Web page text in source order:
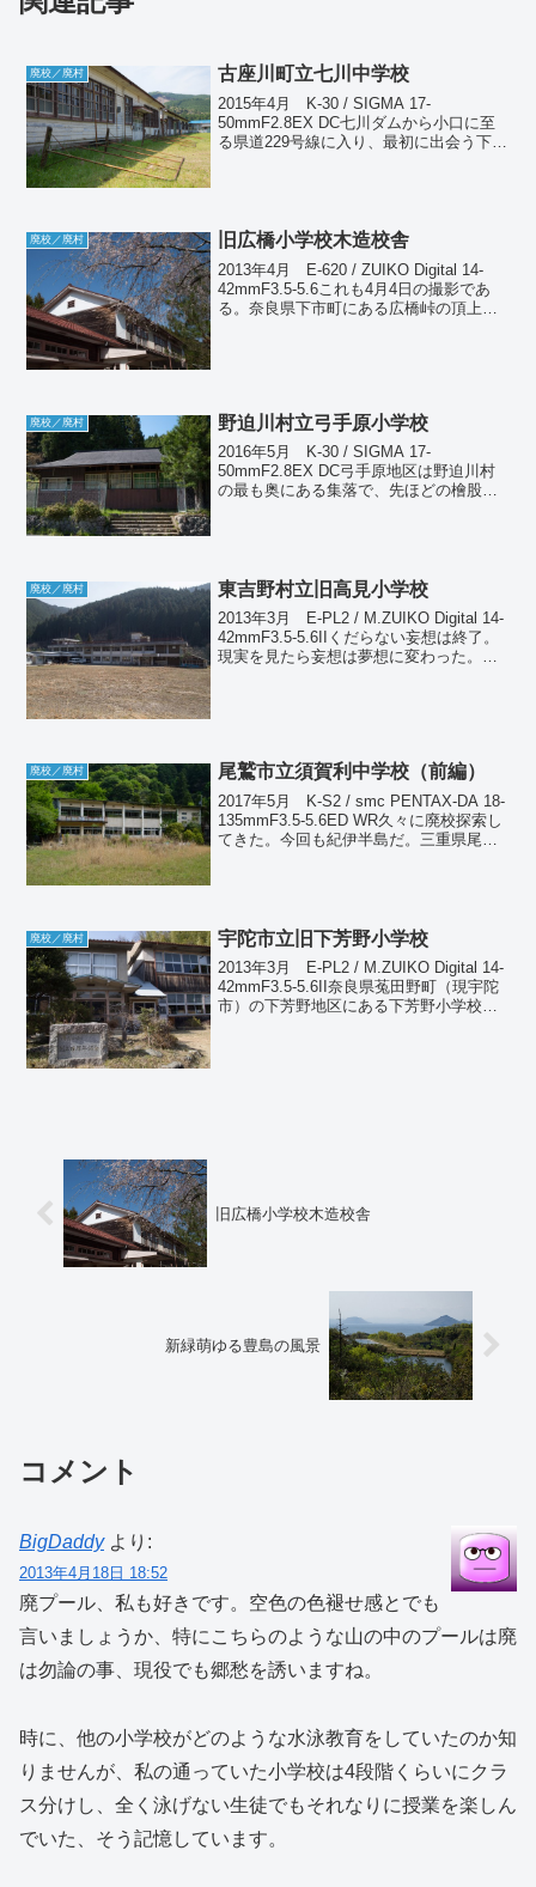
廃校／廃村 古座川町立七川中学校
2015年4月 K-30 / SIGMA 17-
50mmF2.8EX DC七川ダムから小口に至
る県道229号線に入り、最初に出会う下露
廃校／廃村 旧広橋小学校木造校舎
2013年4月 E-620 / ZUIKO Digital 14-
42mmF3.5-5.6これも4月4日の撮影であ
る。奈良県下市町にある広橋峠の頂上に
廃校／廃村 野迫川村立弓手原小学校
2016年5月 K-30 / SIGMA 17-
50mmF2.8EX DC弓手原地区は野迫川村
の最も奥にある集落で、先ほどの檜股小
廃校／廃村 東吉野村立旧高見小学校
2013年3月 E-PL2 / M.ZUIKO Digital 14-
42mmF3.5-5.6IIくだらない妄想は終了。
現実を見たら妄想は夢想に変わった。
廃校／廃村 尾鷲市立須賀利中学校（前編）
2017年5月 K-S2 / smc PENTAX-DA 18-
135mmF3.5-5.6ED WR久々に廃校探索し
てきた。今回も紀伊半島だ。三重県尾鷲
廃校／廃村 宇陀市立旧下芳野小学校
2013年3月 E-PL2 / M.ZUIKO Digital 14-
42mmF3.5-5.6II奈良県菟田野町（現宇陀
市）の下芳野地区にある下芳野小学校。
旧広橋小学校木造校舎
新緑萌ゆる豊島の風景
コメント
BigDaddy より:
2013年4月18日 18:52
廃プール、私も好きです。空色の色褪せ感とでも
言いましょうか、特にこちらのような山の中のプールは廃
は勿論の事、現役でも郷愁を誘いますね。
時に、他の小学校がどのような水泳教育をしていたのか知
りませんが、私の通っていた小学校は4段階くらいにクラ
ス分けし、全く泳げない生徒でもそれなりに授業を楽しん
でいた、そう記憶しています。